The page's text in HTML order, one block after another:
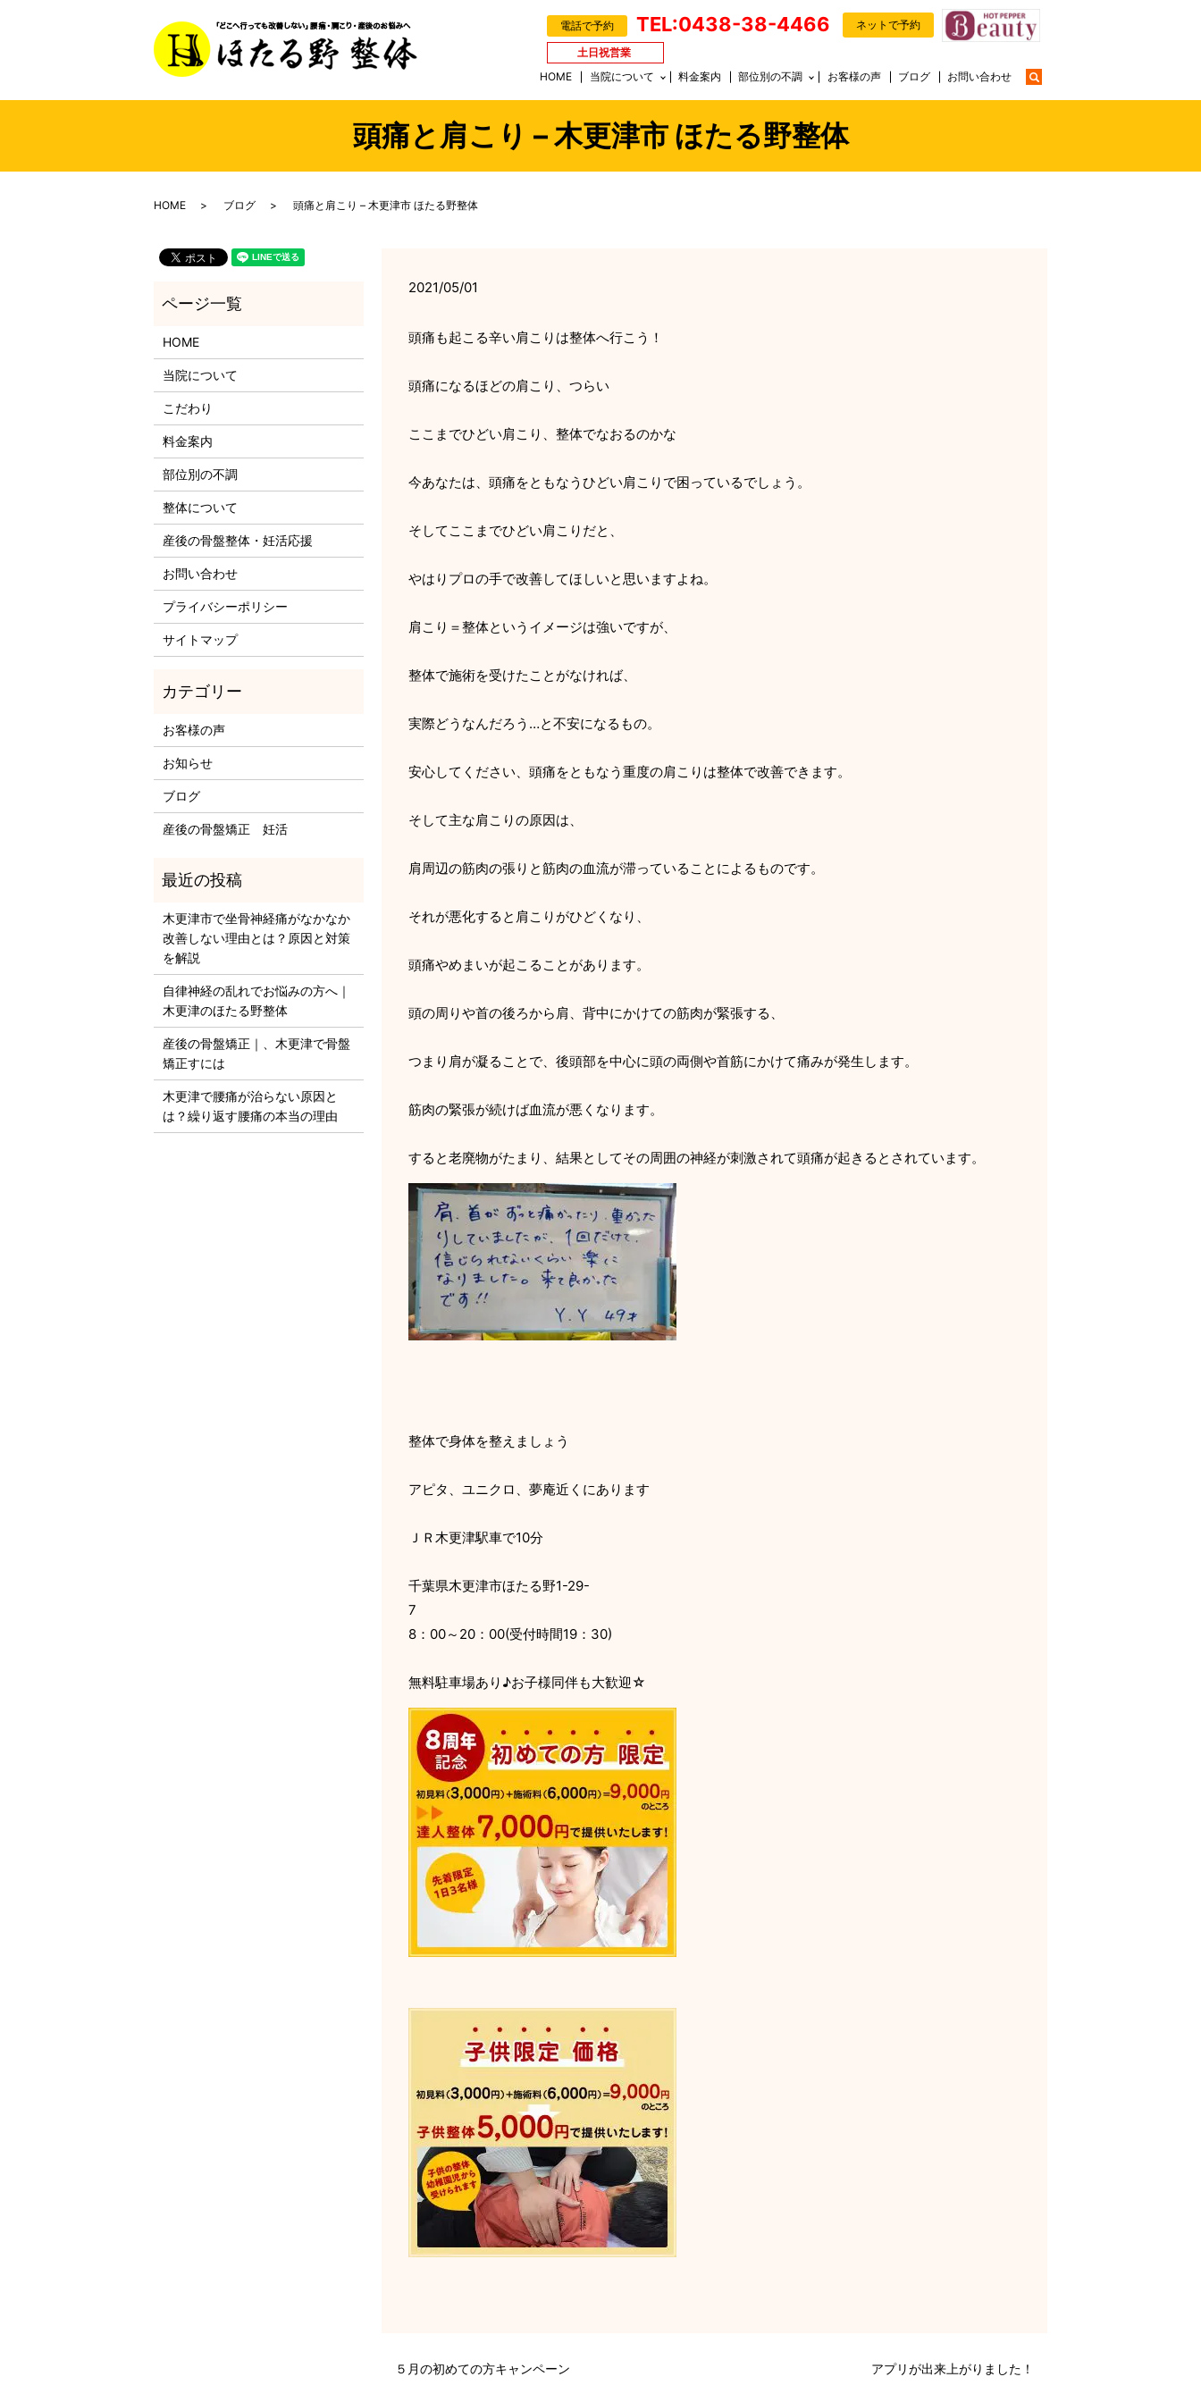
HOME 当院について 料金案内 部位別の不調 お客様の声 ブログ お問い合わせ
電話で予約 TEL:0438-38-4466 ネットで予約
土日祝営業
頭痛と肩こり – 木更津市 ほたる野整体
HOME ブログ 頭痛と肩こり – 木更津市 ほたる野整体
2021/05/01
頭痛も起こる辛い肩こりは整体へ行こう！
頭痛になるほどの肩こり、つらい
ここまでひどい肩こり、整体でなおるのかな
今あなたは、頭痛をともなうひどい肩こりで困っているでしょう。
そしてここまでひどい肩こりだと、
やはりプロの手で改善してほしいと思いますよね。
肩こり＝整体というイメージは強いですが、
整体で施術を受けたことがなければ、
実際どうなんだろう…と不安になるもの。
安心してください、頭痛をともなう重度の肩こりは整体で改善できます。
そして主な肩こりの原因は、
肩周辺の筋肉の張りと筋肉の血流が滞っていることによるものです。
それが悪化すると肩こりがひどくなり、
頭痛やめまいが起こることがあります。
頭の周りや首の後ろから肩、背中にかけての筋肉が緊張する、
つまり肩が凝ることで、後頭部を中心に頭の両側や首筋にかけて痛みが発生します。
筋肉の緊張が続けば血流が悪くなります。
すると老廃物がたまり、結果としてその周囲の神経が刺激されて頭痛が起きるとされています。
整体で身体を整えましょう
アピタ、ユニクロ、夢庵近くにあります
ＪＲ木更津駅車で10分
千葉県木更津市ほたる野1-29-
7
8：00～20：00(受付時間19：30)
無料駐車場あり♪お子様同伴も大歓迎☆
５月の初めての方キャンペーン アプリが出来上がりました！
HOME
当院について
こだわり
料金案内
部位別の不調
整体について
産後の骨盤整体・妊活応援
お問い合わせ
プライバシーポリシー
サイトマップ
お客様の声
お知らせ
ブログ
産後の骨盤矯正 妊活
木更津市で坐骨神経痛がなかなか
改善しない理由とは？原因と対策
を解説
自律神経の乱れでお悩みの方へ｜
木更津のほたる野整体
産後の骨盤矯正｜、木更津で骨盤
矯正すには
木更津で腰痛が治らない原因と
は？繰り返す腰痛の本当の理由